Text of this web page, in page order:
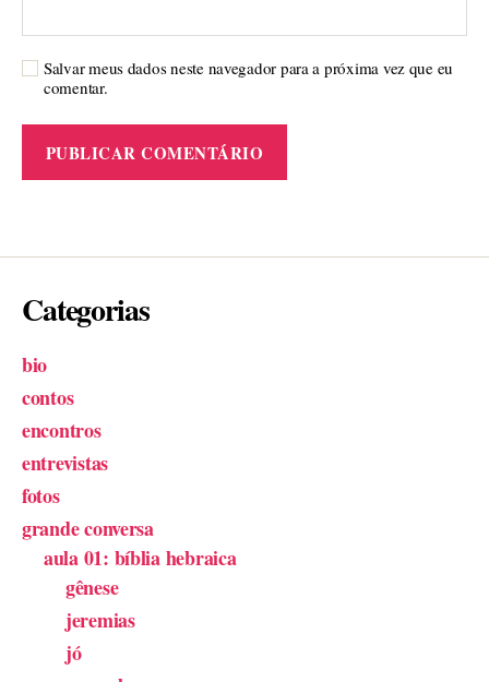
Salvar meus dados neste navegador para a próxima vez que eu
comentar.
Categorias
bio
contos
encontros
entrevistas
fotos
grande conversa
aula 01: bíblia hebraica
gênese
jeremias
jó